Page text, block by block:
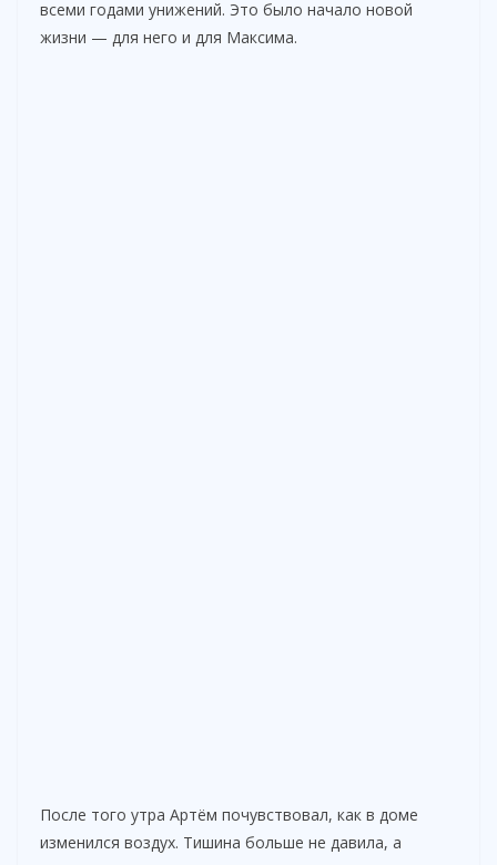
всеми годами унижений. Это было начало новой
жизни — для него и для Максима.
После того утра Артём почувствовал, как в доме
изменился воздух. Тишина больше не давила, а